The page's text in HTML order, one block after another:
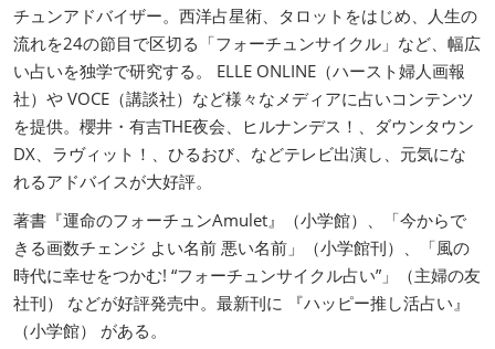
チュンアドバイザー。西洋占星術、タロットをはじめ、人生の
流れを24の節目で区切る「フォーチュンサイクル」など、幅広
い占いを独学で研究する。 ELLE ONLINE（ハースト婦人画報
社）や VOCE（講談社）など様々なメディアに占いコンテンツ
を提供。櫻井・有吉THE夜会、ヒルナンデス！、ダウンタウン
DX、ラヴィット！、ひるおび、などテレビ出演し、元気にな
れるアドバイスが大好評。
著書『運命のフォーチュンAmulet』（小学館）、「今からで
きる画数チェンジ よい名前 悪い名前」（小学館刊）、「風の
時代に幸せをつかむ! “フォーチュンサイクル占い”」（主婦の友
社刊） などが好評発売中。最新刊に 『ハッピー推し活占い』
（小学館） がある。